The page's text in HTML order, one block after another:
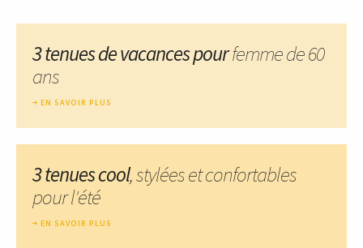
3 tenues de vacances pourfemme de 60
ans
EN SAVOIR PLUS
3 tenues cool, stylées et confortables
pour l'été
EN SAVOIR PLUS